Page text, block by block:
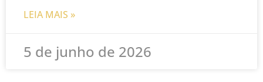
LEIA MAIS »
5 de junho de 2026